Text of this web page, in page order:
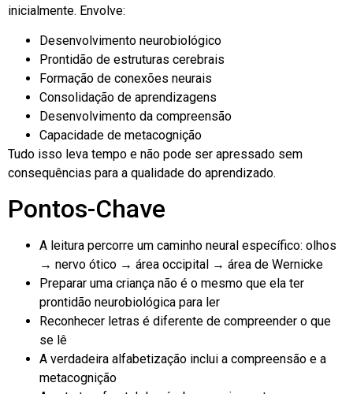
inicialmente. Envolve:
Desenvolvimento neurobiológico
Prontidão de estruturas cerebrais
Formação de conexões neurais
Consolidação de aprendizagens
Desenvolvimento da compreensão
Capacidade de metacognição
Tudo isso leva tempo e não pode ser apressado sem
consequências para a qualidade do aprendizado.
Pontos-Chave
A leitura percorre um caminho neural específico: olhos
→ nervo ótico → área occipital → área de Wernicke
Preparar uma criança não é o mesmo que ela ter
prontidão neurobiológica para ler
Reconhecer letras é diferente de compreender o que
se lê
A verdadeira alfabetização inclui a compreensão e a
metacognição